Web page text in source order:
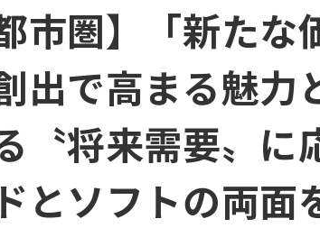
市圏】「新たな
出で高まる魅力
〝将来需要〟に
とソフトの両面